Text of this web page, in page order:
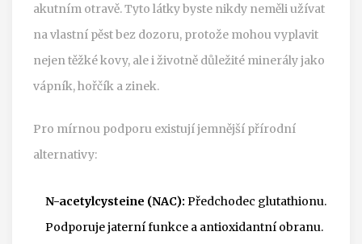
akutním otravě. Tyto látky byste nikdy neměli užívat
na vlastní pěst bez dozoru, protože mohou vyplavit
nejen těžké kovy, ale i životně důležité minerály jako
vápník, hořčík a zinek.
Pro mírnou podporu existují jemnější přírodní
alternativy:
N-acetylcysteine (NAC): Předchodec glutathionu.
Podporuje jaterní funkce a antioxidantní obranu.